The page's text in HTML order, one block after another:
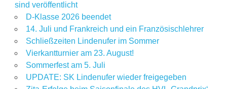
sind veröffentlicht
D-Klasse 2026 beendet
14. Juli und Frankreich und ein Französischlehrer
Schließzeiten Lindenufer im Sommer
Vierkantturnier am 23. August!
Sommerfest am 5. Juli
UPDATE: SK Lindenufer wieder freigegeben